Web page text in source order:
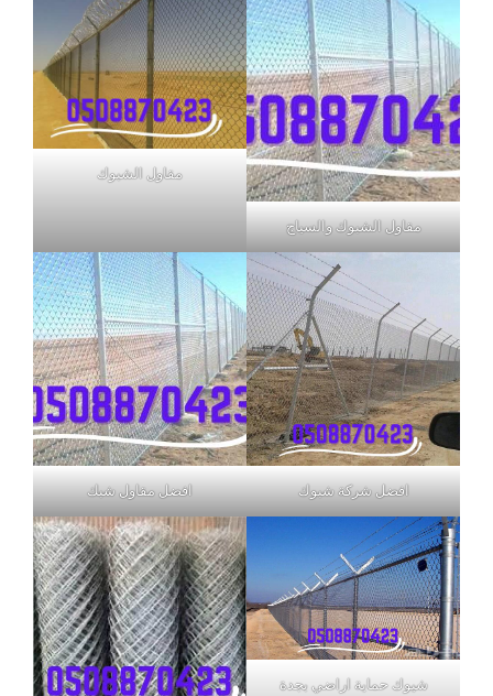
مقاول الشبوك والسياج
مقاول الشبوك
افضل شركة شبوك افضل مقاول شبك
شيوك حماية اراضي بجدة